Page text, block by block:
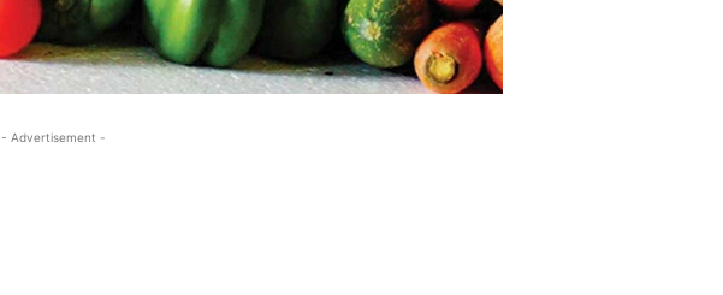
- Advertisement -